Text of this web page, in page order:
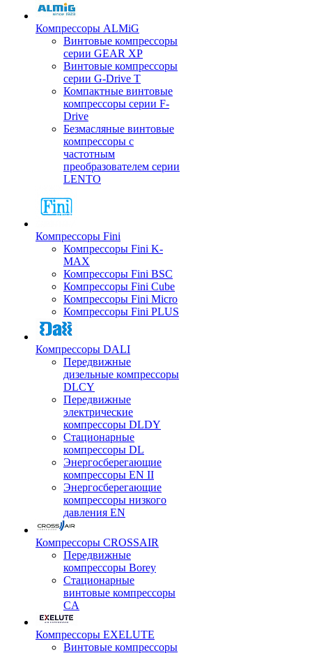
Компрессоры ALMiG
Винтовые компрессоры
серии GEAR XP
Винтовые компрессоры
серии G-Drive T
Компактные винтовые
компрессоры серии F-
Drive
Безмасляные винтовые
компрессоры с
частотным
преобразователем серии
LENTO
Компрессоры Fini
Компрессоры Fini K-
MAX
Компрессоры Fini BSC
Компрессоры Fini Cube
Компрессоры Fini Micro
Компрессоры Fini PLUS
Компрессоры DALI
Передвижные
дизельные компрессоры
DLCY
Передвижные
электрические
компрессоры DLDY
Стационарные
компрессоры DL
Энергосберегающие
компрессоры EN II
Энергосберегающие
компрессоры низкого
давления EN
Компрессоры CROSSAIR
Передвижные
компрессоры Borey
Стационарные
винтовые компрессоры
CA
Компрессоры EXELUTE
Винтовые компрессоры